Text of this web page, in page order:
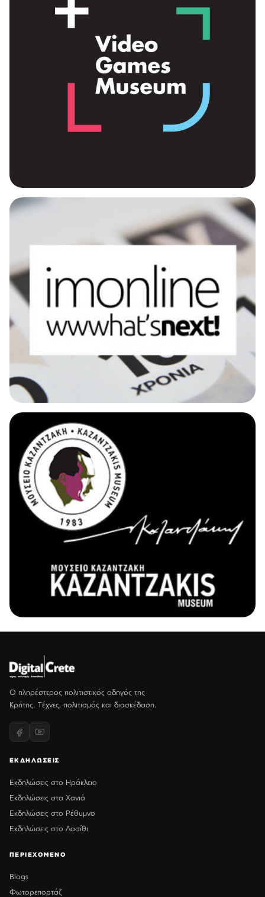
Ο πληρέστερος πολιτιστικός οδηγός της
Κρήτης. Τέχνες, πολιτισμός και διασκέδαση.
ΕΚΔΗΛΩΣΕΙΣ
Εκδηλώσεις στο Ηράκλειο
Εκδηλώσεις στα Χανιά
Εκδηλώσεις στο Ρέθυμνο
Εκδηλώσεις στο Λασίθι
ΠΕΡΙΕΧΟΜΕΝΟ
Blogs
Φωτορεπορτάζ